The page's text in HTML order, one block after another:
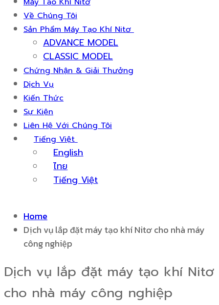
Về Chúng Tôi
Sản Phẩm Máy Tạo Khí Nitơ
ADVANCE MODEL
CLASSIC MODEL
Chứng Nhận & Giải Thưởng
Dịch Vụ
Kiến Thức
Sự Kiện
Liên Hệ Với Chúng Tôi
Tiếng Việt
English
ไทย
Tiếng Việt
Home
Dịch vụ lắp đặt máy tạo khí Nitơ cho nhà máy
công nghiệp
Dịch vụ lắp đặt máy tạo khí Nitơ
cho nhà máy công nghiệp